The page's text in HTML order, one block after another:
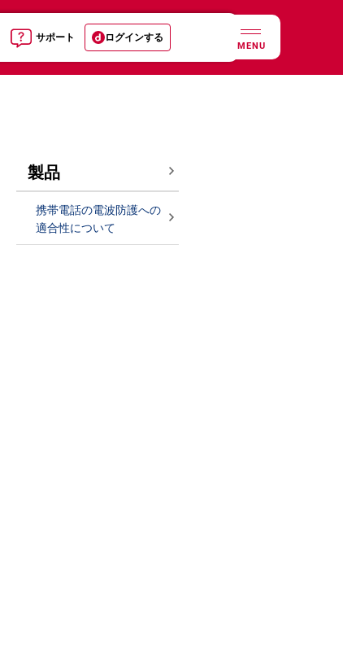
サポート ログインする
MENU
製品
携帯電話の電波防護への
適合性について